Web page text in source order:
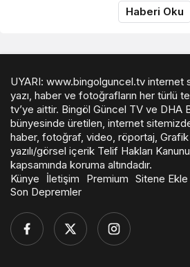
Haberi Oku
UYARI: www.bingolguncel.tv internet
yazı, haber ve fotoğrafların her türlü
tv’ye aittir. Bingöl Güncel TV ve DHA
bünyesinde üretilen, internet
haber, fotoğraf, video, röportaj,
yazılı/görsel içerik Telif Hakları
kapsamında koruma altındadır.
Künye
İletişim Premium Sitene Ekle
Son Depremler